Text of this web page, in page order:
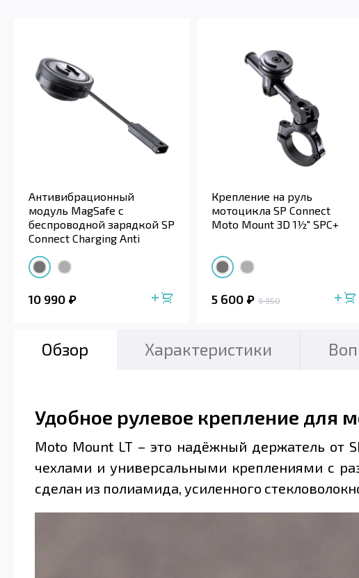
Антивибрационный
модуль MagSafe с
беспроводной зарядкой SP
Connect Charging Anti
10 990
Крепление на руль
мотоцикла SP Connect
Moto Mount 3D 1½" SPC+
5 600 9 950
Обзор Характеристики
Удобное рулевое крепление для
Moto Mount LT – это надёжный держатель от
чехлами и универсальными креплениями с
сделан из полиамида, усиленного